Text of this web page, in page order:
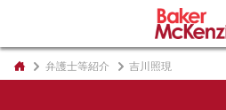
弁護士等紹介 吉川照現